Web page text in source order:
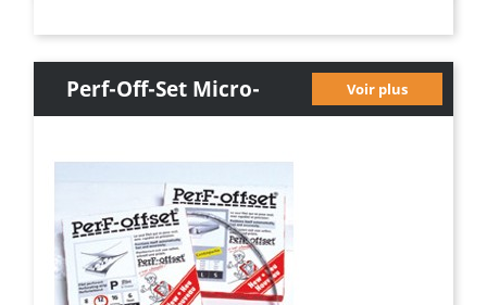
Perf-Off-Set Micro-
Voir plus